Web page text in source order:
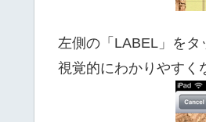
左側の「LABEL」を
視覚的にわかりやすく